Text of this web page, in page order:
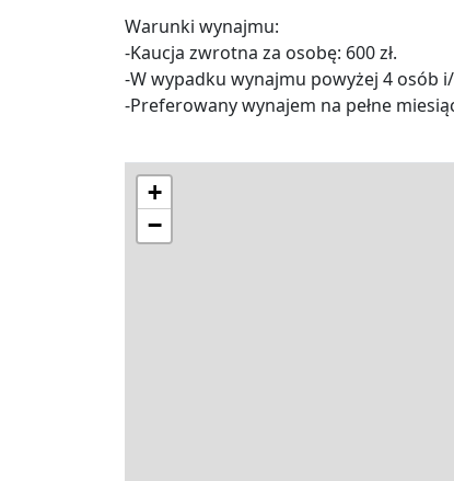
Warunki wynajmu:
-Kaucja zwrotna za osobę: 600 zł.
-W wypadku wynajmu powyżej 4 osób
-Preferowany wynajem na pełne
+
−